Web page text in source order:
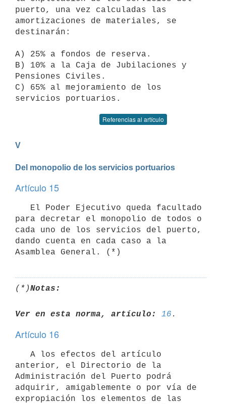
puerto, una vez calculadas las
amortizaciones de materiales, se
destinarán:
A) 25% a fondos de reserva.
B) 10% a la Caja de Jubilaciones y
Pensiones Civiles.
C) 65% al mejoramiento de los
servicios portuarios.
Referencias al artículo
V
Del monopolio de los servicios portuarios
Artículo 15
para decretar el monopolio de todos o
cada uno de los servicios del puerto,
dando cuenta en cada caso a la
Asamblea General. (*)
(*)Notas:
Ver en esta norma, artículo: 16
Artículo 16
anterior, el Directorio de la
Administración del Puerto podrá
adquirir, amigablemente o por vía de
expropiación los elementos de las